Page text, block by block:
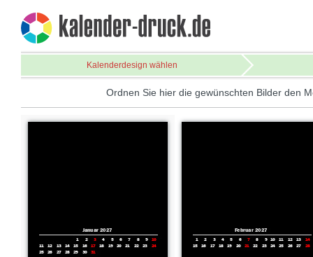
Kalenderdesign wählen
Ordnen Sie hier die gewünschten Bilder den